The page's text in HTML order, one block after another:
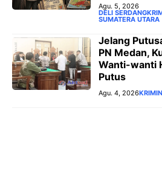
Agu. 5, 2026
DELI SERDANG
SUMATERA UTARA
‎Jelang
PN Medan,
Wanti-wanti
Putus
Agu. 4, 2026